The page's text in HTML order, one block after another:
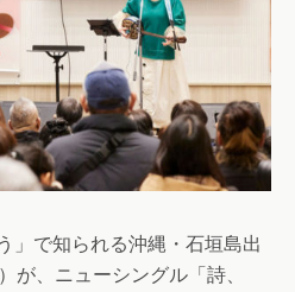
」で知られる沖縄・石垣島出
、ニューシングル「詩、